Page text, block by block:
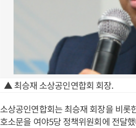
▲ 최승재 소상공인연합회 회장.
소상공인연합회는 최승재 회장을 비
호소문을 여야5당 정책위원회에 전달